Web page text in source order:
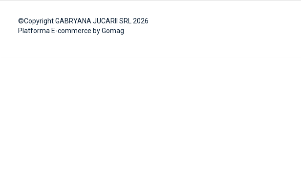
©Copyright GABRYANA JUCARII SRL 2026
Platforma E-commerce by Gomag